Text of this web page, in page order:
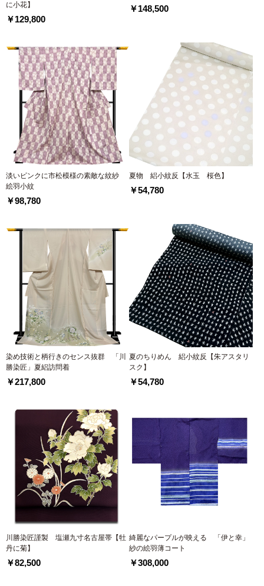
に小花】
￥129,800
￥148,500
淡いピンクに市松模様の素敵な紋紗
絵羽小紋
￥98,780
夏物 絽小紋反【水玉 桜色】
￥54,780
染め技術と柄行きのセンス抜群 「川
勝染匠」夏絽訪問着
￥217,800
夏のちりめん 絽小紋反【朱アスタリ
スク】
￥54,780
川勝染匠謹製 塩瀬九寸名古屋帯【牡
丹に菊】
￥82,500
綺麗なパープルが映える 「伊と幸」
紗の絵羽薄コート
￥308,000